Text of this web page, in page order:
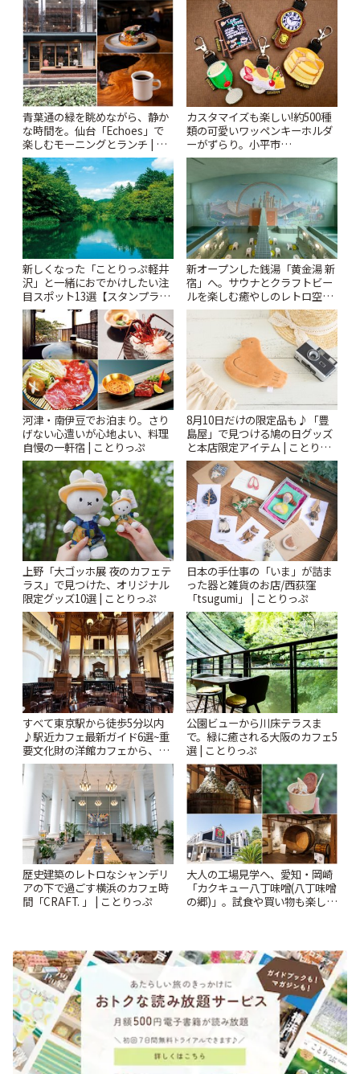
青葉通の緑を眺めながら、静か
な時間を。仙台「Echoes」で
楽しむモーニングとランチ | こ
とりっぷ
カスタマイズも楽しい!約500種
類の可愛いワッペンキーホルダ
ーがずらり。小平市
「Kimamaya T&K」 | ことりっ
新しくなった「ことりっぷ軽井
沢」と一緒におでかけしたい注
目スポット13選【スタンプラリ
ー開催中】 | ことりっぷ
新オープンした銭湯「黄金湯 新
宿」へ。サウナとクラフトビー
ルを楽しむ癒やしのレトロ空間
| ことりっぷ
河津・南伊豆でお泊まり。さり
げない心遣いが心地よい、料理
自慢の一軒宿 | ことりっぷ
8月10日だけの限定品も♪「豊
島屋」で見つける鳩の日グッズ
と本店限定アイテム | ことりっ
ぷ
上野「大ゴッホ展 夜のカフェテ
ラス」で見つけた、オリジナル
限定グッズ10選 | ことりっぷ
日本の手仕事の「いま」が詰ま
った器と雑貨のお店/西荻窪
「tsugumi」 | ことりっぷ
すべて東京駅から徒歩5分以内
♪駅近カフェ最新ガイド6選~重
要文化財の洋館カフェから、改
札すぐのレトロ喫茶まで~ | こと
りっぷ
公園ビューから川床テラスま
で。緑に癒される大阪のカフェ5
選 | ことりっぷ
歴史建築のレトロなシャンデリ
アの下で過ごす横浜のカフェ時
間「CRAFT. 」 | ことりっぷ
大人の工場見学へ、愛知・岡崎
「カクキュー八丁味噌(八丁味噌
の郷)」。試食や買い物も楽しみ